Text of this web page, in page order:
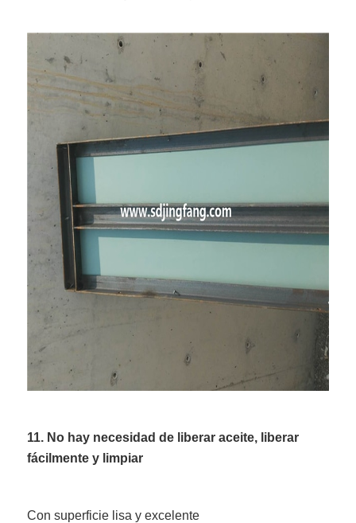
11. No hay necesidad de liberar aceite, liberar
fácilmente y limpiar
Con superficie lisa y excelente